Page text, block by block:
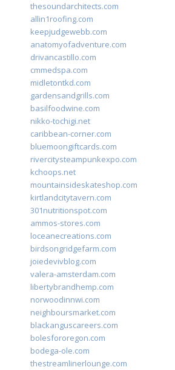
thesoundarchitects.com
allin1roofing.com
keepjudgewebb.com
anatomyofadventure.com
drivancastillo.com
cmmedspa.com
midletontkd.com
gardensandgrills.com
basilfoodwine.com
nikko-tochigi.net
caribbean-corner.com
bluemoongiftcards.com
rivercitysteampunkexpo.com
kchoops.net
mountainsideskateshop.com
kirtlandcitytavern.com
301nutritionspot.com
ammos-stores.com
loceanecreations.com
birdsongridgefarm.com
joiedevivblog.com
valera-amsterdam.com
libertybrandhemp.com
norwoodinnwi.com
neighboursmarket.com
blackanguscareers.com
bolesfororegon.com
bodega-ole.com
thestreamlinerlounge.com